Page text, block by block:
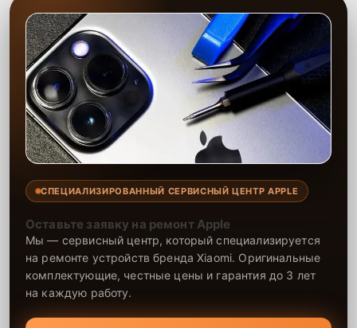
СПЕЦИАЛИЗИРОВАННЫЙ СЕРВИСНЫЙ ЦЕНТР APPLE
Оставьте заявку на ремонт Apple
Мы — сервисный центр, который специализируется
на ремонте устройств бренда Xiaomi. Оригинальные
комплектующие, честные цены и гарантия до 3 лет
на каждую работу.